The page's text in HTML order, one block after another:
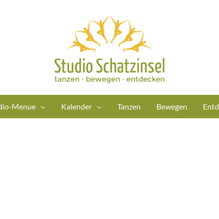
Menue Kalender Tanzen Bewegen